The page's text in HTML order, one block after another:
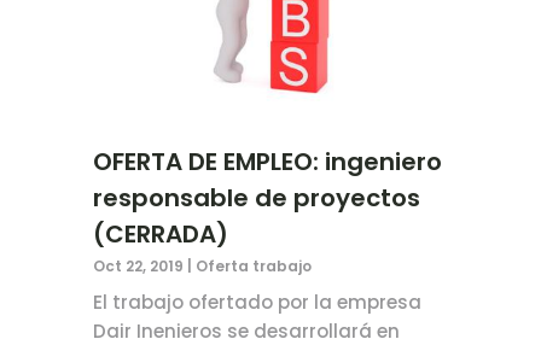
OFERTA DE EMPLEO: ingeniero
responsable de proyectos
(CERRADA)
Oct 22, 2019 Oferta trabajo
El trabajo ofertado por la empresa
Dair Inenieros se desarrollará en